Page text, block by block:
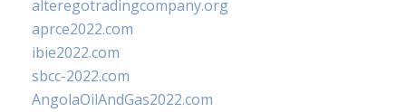
alteregotradingcompany.org
aprce2022.com
ibie2022.com
sbcc-2022.com
AngolaOilAndGas2022.com